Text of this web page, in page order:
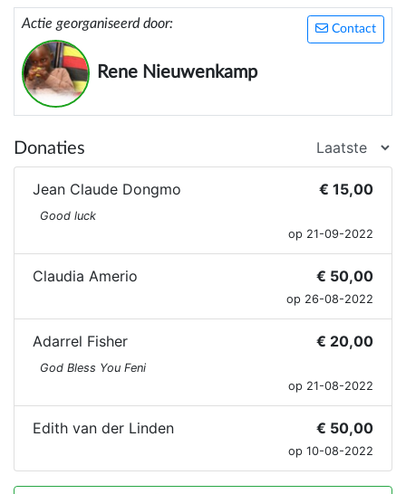
gericht op de duurzaamheids richtlijnen van de
Verenigde Naties (sustainable goals)
Wij werken volgens de visie dat God voorziet en
ons leidt. God ondersteunt ons in de uitvoering van
Zijn plannen met Zijn zegen op ons werk.
In verschillende gebieden in Oeganda geven we
mensen een opstapje in hun leven, waarbij
zelfredzaamheid in plaats van afhankelijkheid het
doel is.
Dank voor uw interesse en hulp - Jolanda
Nieuwenkamp - voorzitter Stichting Bulamu
Wees een steun, steun een wees.
Contact
Actie georganiseerd door:
Rene Nieuwenkamp
Donaties
Jean Claude Dongmo € 15,00
Good luck
op 21-09-2022
Claudia Amerio € 50,00
op 26-08-2022
Adarrel Fisher € 20,00
God Bless You Feni
op 21-08-2022
Edith van der Linden € 50,00
op 10-08-2022